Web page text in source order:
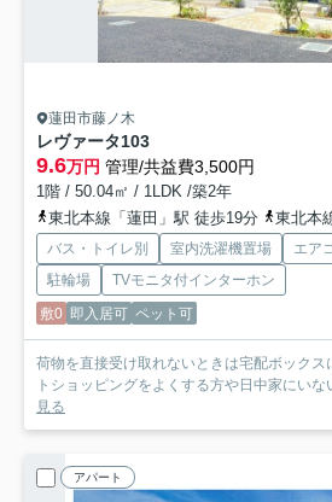
蓮田市藤ノ木
レヴァータ103
9.6万円 管理/共益費3,500円
1階 / 50.04㎡ / 1LDK /築2年
東北本線「蓮田」駅 徒歩19分
東北本線「蓮
バス・トイレ別 室内洗濯機置場 エア
駐輪場
TVモニタ付インターホン
敷0 即入居可 ペット可
荷物を直接受け取れないときは宅配ボックス
トショッピングをよくする方や日中家にいな
見る
アパート